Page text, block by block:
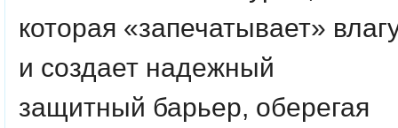
которая «запечатывает»
и создает надежный
защитный барьер, оберегая